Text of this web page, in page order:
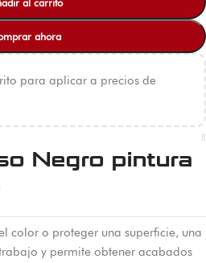
ahora
para aplicar a precios de
Negro pintura
color o proteger una superficie, una
y permite obtener acabados